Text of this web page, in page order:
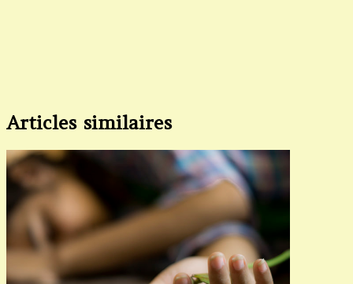
Articles similaires